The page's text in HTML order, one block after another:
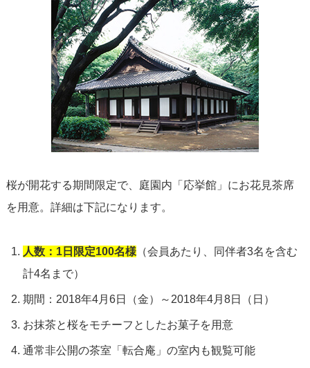
桜が開花する期間限定で、庭園内「応挙館」にお花見茶席
を用意。詳細は下記になります。
人数：1日限定100名様（会員あたり、同伴者3名を含む
計4名まで）
期間：2018年4月6日（金）～2018年4月8日（日）
お抹茶と桜をモチーフとしたお菓子を用意
通常非公開の茶室「転合庵」の室内も観覧可能